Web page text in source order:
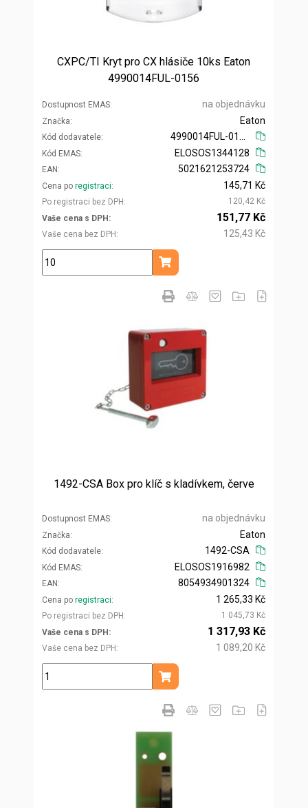
CXPC/TI Kryt pro CX hlásiče 10ks Eaton
4990014FUL-0156
Dostupnost EMAS na objednávku
Značka
Kód dodavatele
Eaton
Kód EMAS
EAN
ELOSOS1344128
5021621253724
Cena po registraci
Po registraci bez DPH
145,71 Kč
120,42 Kč
Vaše cena s DPH
Vaše cena bez DPH
151,77 Kč
125,43 Kč
ks
Přidat do košíku
1492-CSA Box pro klíč s kladívkem, červe
Dostupnost EMAS na objednávku
Značka
Kód dodavatele
Eaton
1492-CSA
Kód EMAS
EAN
ELOSOS1916982
8054934901324
Cena po registraci
Po registraci bez DPH
1 265,33 Kč
1 045,73 Kč
Vaše cena s DPH
Vaše cena bez DPH
1 317,93 Kč
1 089,20 Kč
ks
Přidat do košíku